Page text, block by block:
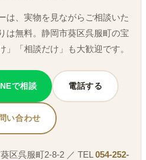
は、実物を見ながらご相談いた
は無料。静岡市葵区呉服町の宝
」「相談だけ」も大歓迎です。
で相談 電話する
い合わせ
区呉服町2-8-2 ／ TEL 054-252-